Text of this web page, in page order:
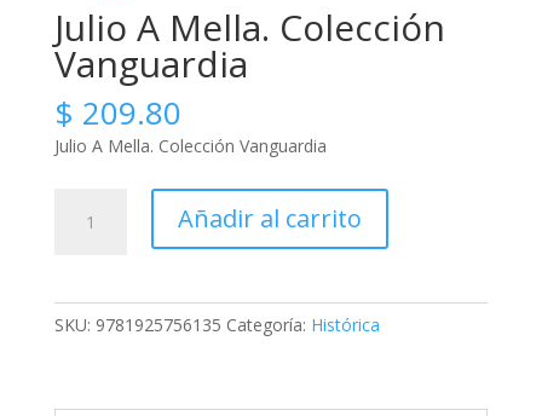
Julio A Mella. Colección
Vanguardia
$ 209.80
Julio A Mella. Colección Vanguardia
Añadir al carrito
SKU: 9781925756135 Categoría: Histórica